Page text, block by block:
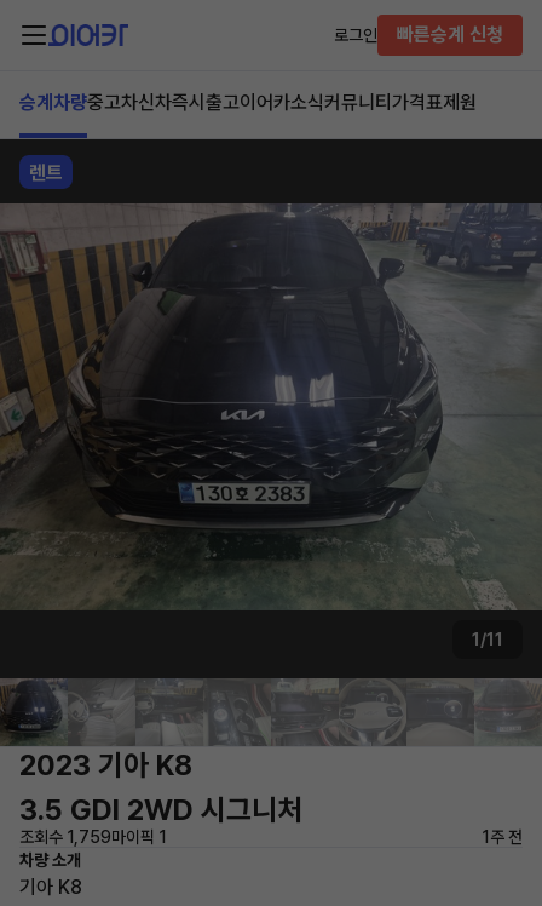
로그인 빠른승계 신청
승계차량중고차신차즉시출고이어카소식커뮤니티 가격표제원
렌트
1/11
2023 기아 K8
3.5 GDI 2WD 시그니처
조회수 1,759마이픽 1
1주 전
차량 소개
기아 K8